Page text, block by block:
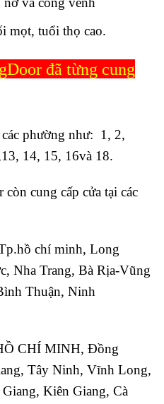
mọt, tuổi thọ cao.
đã từng cung
phường như: 1, 2,
13, 14, 15, 16và 18.
cung cấp cửa tại các
chí minh, Long
Nha Trang, Bà Rịa-Vũng
Thuận, Ninh
CHÍ MINH, Đồng
Tây Ninh, Vĩnh Long,
Kiên Giang, Cà